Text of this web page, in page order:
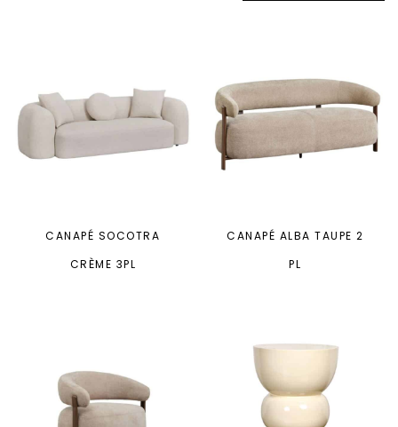
CANAPÉ SOCOTRA
CRÈME 3PL
CANAPÉ ALBA TAUPE 2
PL